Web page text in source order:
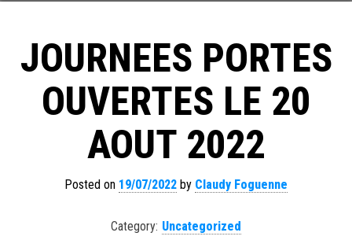
JOURNEES PORTES
OUVERTES LE 20
AOUT 2022
Posted on 19/07/2022 by Claudy Foguenne
Category: Uncategorized